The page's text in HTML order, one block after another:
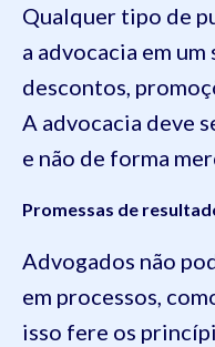
Qualquer tipo de
a advocacia em
descontos,
A advocacia deve
e não de forma
Promessas de
Advogados não
em processos,
isso fere os